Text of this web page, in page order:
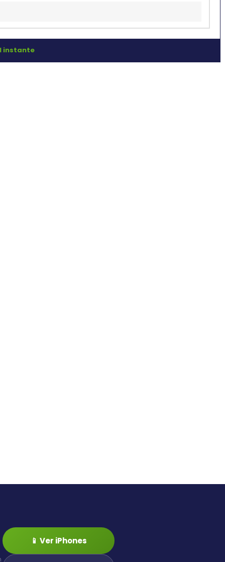
instante
📱 Ver iPhones